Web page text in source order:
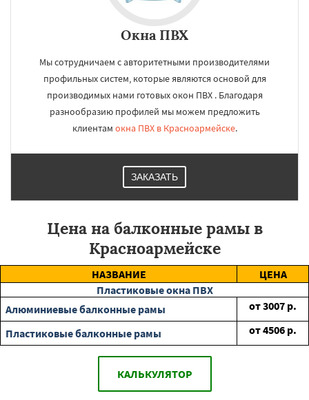
Окна ПВХ
Мы сотрудничаем с авторитетными производителями
профильных систем, которые являются основой для
производимых нами готовых окон ПВХ . Благодаря
разнообразию профилей мы можем предложить
клиентам окна ПВХ в Красноармейске.
ЗАКАЗАТЬ
Цена на балконные рамы в
Красноармейске
НАЗВАНИЕ
ЦЕНА
Пластиковые окна ПВХ
Алюминиевые балконные рамы
от3007 р.
Пластиковые балконные рамы
от4506 р.
КАЛЬКУЛЯТОР